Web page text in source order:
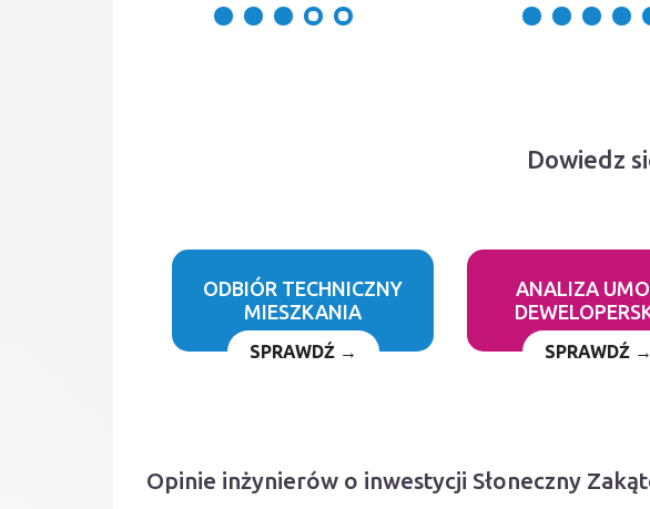
Dowiedz
ODBIÓR TECHNICZNY
MIESZKANIA
SPRAWDŹ →
ANALIZA
SPRAWDŹ →
Opinie inżynierów o inwestycji Słoneczny